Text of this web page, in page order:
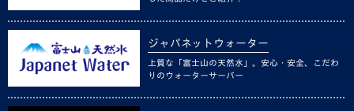
ジャパネットウォーター
上質な「富士山の天然水」。安心・安全、こだわ
りのウォーターサーバー